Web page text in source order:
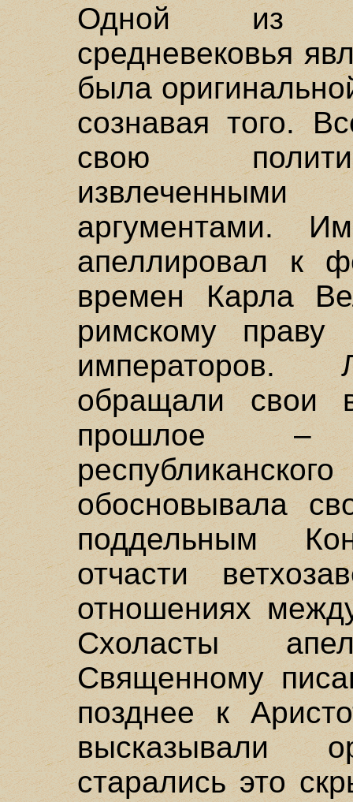
Одной из
средневековья
была
сознавая того.
свою
аргументами.
апеллировал к
времен Карла
римскому
императоров.
обращали свои
прошлое –
обосновывала
поддельным
отчасти
отношениях
Схоласты
Священному
позднее к
высказывали
старались это